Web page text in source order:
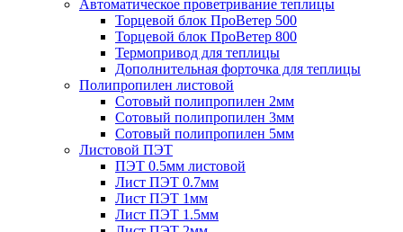
Автоматическое проветривание теплицы
Торцевой блок ПроВетер 500
Торцевой блок ПроВетер 800
Термопривод для теплицы
Дополнительная форточка для теплицы
Полипропилен листовой
Сотовый полипропилен 2мм
Сотовый полипропилен 3мм
Сотовый полипропилен 5мм
Листовой ПЭТ
ПЭТ 0.5мм листовой
Лист ПЭТ 0.7мм
Лист ПЭТ 1мм
Лист ПЭТ 1.5мм